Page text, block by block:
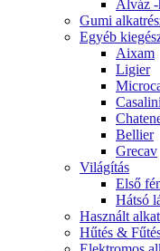
Alváz -
Gumi
Egyéb
Aixam
Ligier
Casalini
Bellier
Grecav
Világítás
Első
Hátsó
Használt
Hűtés &